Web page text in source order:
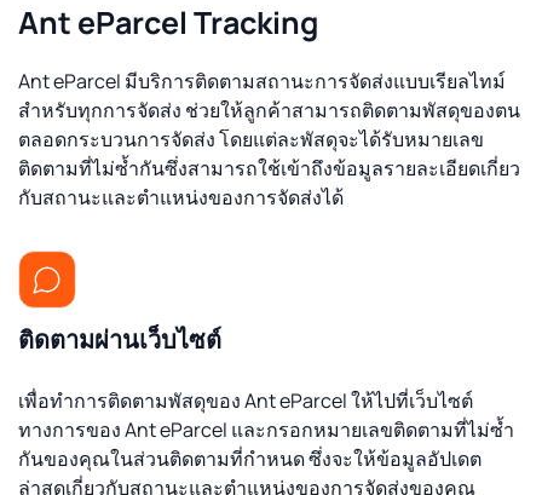
Ant eParcel Tracking
Ant eParcel มีบริการติดตามสถานะการจัดส่งแบบเรียลไทม์
สำหรับทุกการจัดส่ง ช่วยให้ลูกค้าสามารถติดตามพัสดุของตน
ตลอดกระบวนการจัดส่ง โดยแต่ละพัสดุจะได้รับหมายเลข
ติดตามที่ไม่ซ้ำกันซึ่งสามารถใช้เข้าถึงข้อมูลรายละเอียดเกี่ยว
กับสถานะและตำแหน่งของการจัดส่งได้
ติดตามผ่านเว็บไซต์
เพื่อทำการติดตามพัสดุของ Ant eParcel ให้ไปที่เว็บไซต์
ทางการของ Ant eParcel และกรอกหมายเลขติดตามที่ไม่ซ้ำ
กันของคุณในส่วนติดตามที่กำหนด ซึ่งจะให้ข้อมูลอัปเดต
ล่าสุดเกี่ยวกับสถานะและตำแหน่งของการจัดส่งของคุณ